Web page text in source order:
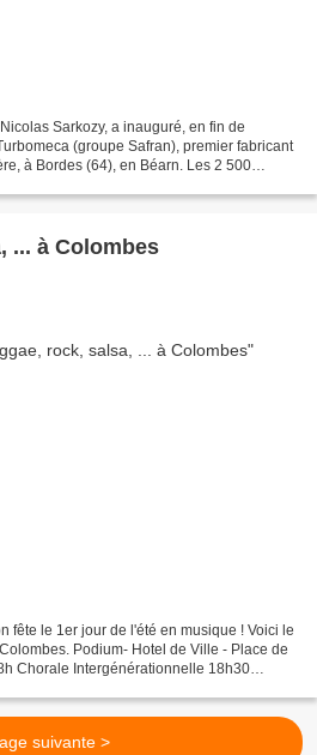
Sarkozy, a inauguré, en fin de
(groupe Safran), premier fabricant
à Bordes (64), en Béarn. Les 2 500
... à Colombes
fête le 1er jour de l'été en musique ! Voici le
Podium- Hotel de Ville - Place de
Chorale Intergénérationnelle 18h30
suivante >